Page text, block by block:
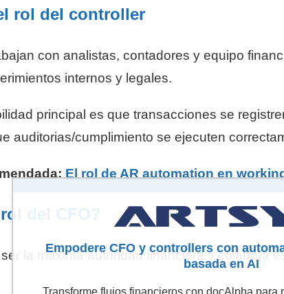
rol del controller
con analistas, contadores y equipo
internos y legales.
principal es que transacciones se
auditorias/cumplimiento se ejecuten
El rol de AR automation en
del CFO?
la maxima autoridad financiera y colabora
Empodere CFO y controllers con
basada en AI
Transforme flujos financieros con docAlpha para